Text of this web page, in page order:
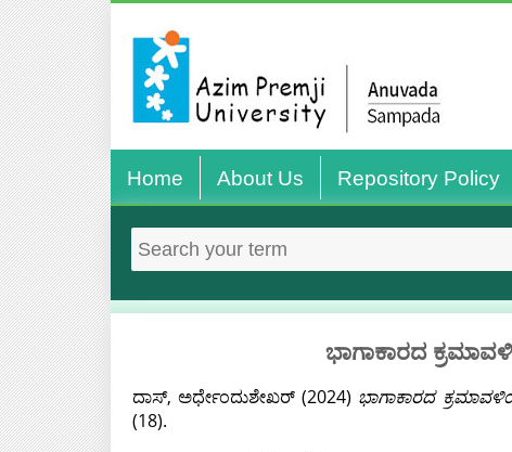
Home About Us Repository Policy
ಭಾಗಾಕಾರದ
ದಾಸ್, ಅರ್ಧೇಂದುಶೇಖರ್(2024) ಭಾಗಾಕಾರದ
(18).